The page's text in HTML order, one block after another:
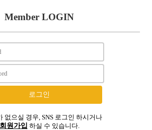
Member LOGIN
없으실 경우, SNS 로그인 하시거나
회원가입 하실 수 있습니다.